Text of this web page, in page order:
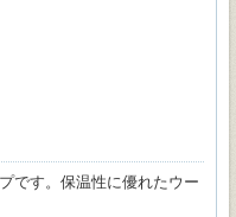
です。保温性に優れたウー